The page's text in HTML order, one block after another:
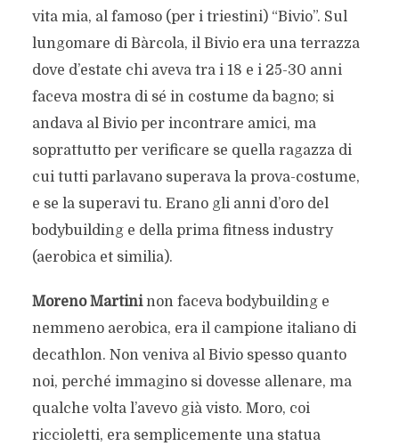
vita mia, al famoso (per i triestini) “Bivio”. Sul
lungomare di Bàrcola, il Bivio era una terrazza
dove d’estate chi aveva tra i 18 e i 25-30 anni
faceva mostra di sé in costume da bagno; si
andava al Bivio per incontrare amici, ma
soprattutto per verificare se quella ragazza di
cui tutti parlavano superava la prova-costume,
e se la superavi tu. Erano gli anni d’oro del
bodybuilding e della prima fitness industry
(aerobica et similia).
Moreno Martininon faceva bodybuilding e
nemmeno aerobica, era il campione italiano di
decathlon. Non veniva al Bivio spesso quanto
noi, perché immagino si dovesse allenare, ma
qualche volta l’avevo già visto. Moro, coi
riccioletti, era semplicemente una statua